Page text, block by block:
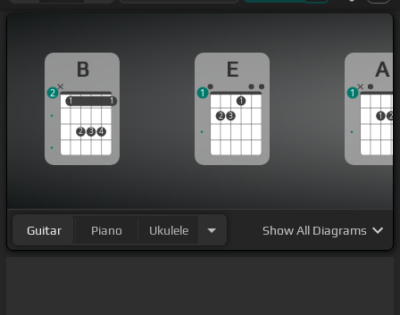
B
1
2 3 4
1
1 1
2
E
2 3
1
1
A
1 2
1
Guitar Piano Ukulele ShowAll Diagrams